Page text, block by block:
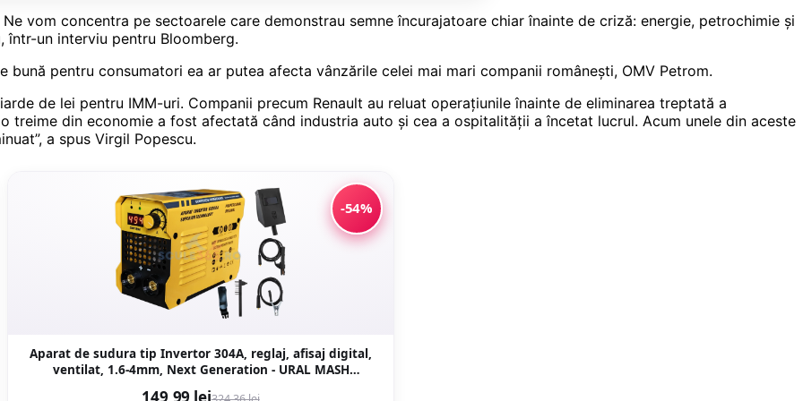
vom concentra pe sectoarele care demonstrau semne încurajatoare chiar înainte de criză: energie, petrochimie şi
într-un interviu pentru Bloomberg.
pentru consumatori ea ar putea afecta vânzările celei mai mari companii româneşti, OMV Petrom.
de lei pentru IMM-uri. Companii precum Renault au reluat operaţiunile înainte de eliminarea treptată a
treime din economie a fost afectată când industria auto şi cea a ospitalităţii a încetat lucrul. Acum unele din aceste
a spus Virgil Popescu.
-54%
Aparat de sudura tip Invertor 304A, reglaj, afisaj digital,
ventilat, 1.6-4mm, Next Generation - URAL MASH
149,99 lei